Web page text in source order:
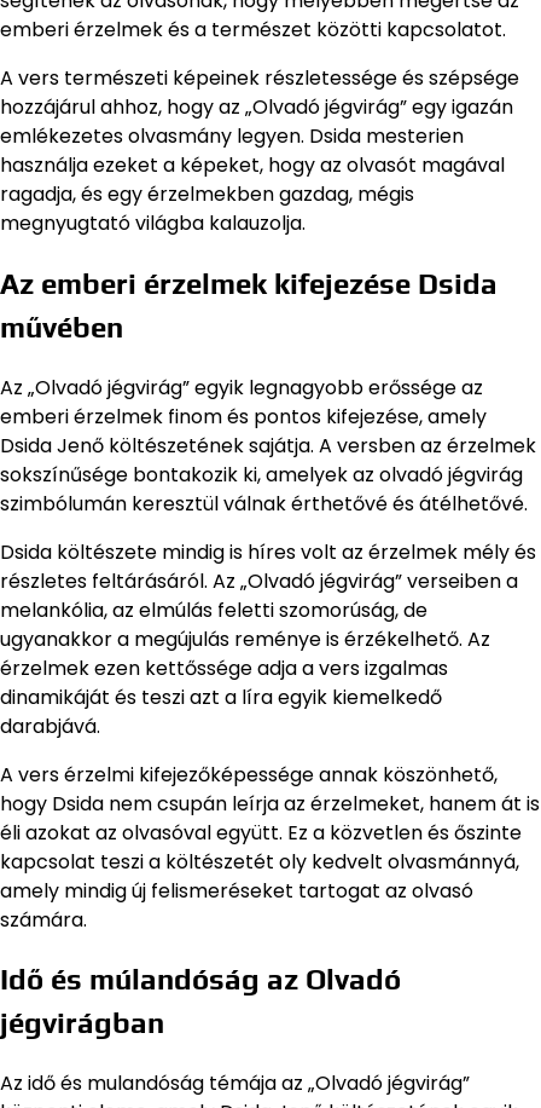
emberi érzelmek és a természet közötti kapcsolatot.
A vers természeti képeinek részletessége és szépsége
hozzájárul ahhoz, hogy az „Olvadó jégvirág” egy igazán
emlékezetes olvasmány legyen. Dsida mesterien
használja ezeket a képeket, hogy az olvasót magával
ragadja, és egy érzelmekben gazdag, mégis
megnyugtató világba kalauzolja.
Az emberi érzelmek kifejezése Dsida
művében
Az „Olvadó jégvirág” egyik legnagyobb erőssége az
emberi érzelmek finom és pontos kifejezése, amely
Dsida Jenő költészetének sajátja. A versben az érzelmek
sokszínűsége bontakozik ki, amelyek az olvadó jégvirág
szimbólumán keresztül válnak érthetővé és átélhetővé.
Dsida költészete mindig is híres volt az érzelmek mély és
részletes feltárásáról. Az „Olvadó jégvirág” verseiben a
melankólia, az elmúlás feletti szomorúság, de
ugyanakkor a megújulás reménye is érzékelhető. Az
érzelmek ezen kettőssége adja a vers izgalmas
dinamikáját és teszi azt a líra egyik kiemelkedő
darabjává.
A vers érzelmi kifejezőképessége annak köszönhető,
hogy Dsida nem csupán leírja az érzelmeket, hanem át is
éli azokat az olvasóval együtt. Ez a közvetlen és őszinte
kapcsolat teszi a költészetét oly kedvelt olvasmánnyá,
amely mindig új felismeréseket tartogat az olvasó
számára.
Idő és múlandóság az Olvadó
jégvirágban
Az idő és mulandóság témája az „Olvadó jégvirág”